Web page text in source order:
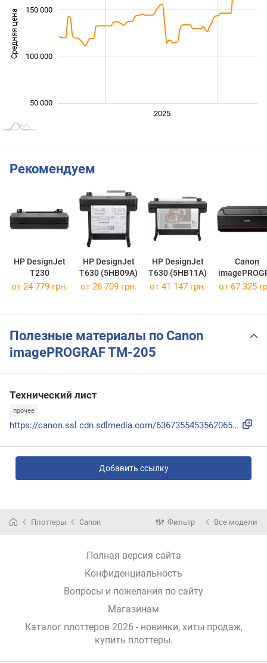
Средняя цена 100 000
150 000
50 000
2025
Рекомендуем
HP DesignJet
T230
HP DesignJet
T630 (5HB09A)
HP DesignJet
T630 (5HB11A)
Canon
F PRO-
от 24 779 грн. от 26 709 грн. от 41 147 грн. от 67 325
Полезные материалы по Canon
imagePROGRAF TM-205
Технический лист
прочее
https://canon.ssl.cdn.sdlmedia.com/636735545356206556RS.pdf
Добавить ссылку
Плоттеры Canon Фильтр Все модели
Полная версия сайта
Конфиденциальность
Вопросы и пожелания по сайту
Магазинам
Каталог плоттеров 2026 - новинки, хиты продаж,
купить плоттеры.